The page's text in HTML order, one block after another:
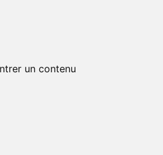
un contenu